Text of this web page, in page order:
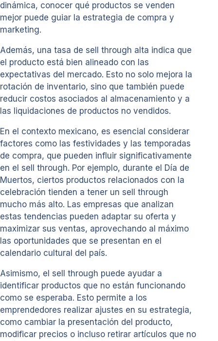
dinámica, conocer qué productos se venden
mejor puede guiar la estrategia de compra y
marketing.
Además, una tasa de sell through alta indica que
el producto está bien alineado con las
expectativas del mercado. Esto no solo mejora la
rotación de inventario, sino que también puede
reducir costos asociados al almacenamiento y a
las liquidaciones de productos no vendidos.
En el contexto mexicano, es esencial considerar
factores como las festividades y las temporadas
de compra, que pueden influir significativamente
en el sell through. Por ejemplo, durante el Día de
Muertos, ciertos productos relacionados con la
celebración tienden a tener un sell through
mucho más alto. Las empresas que analizan
estas tendencias pueden adaptar su oferta y
maximizar sus ventas, aprovechando al máximo
las oportunidades que se presentan en el
calendario cultural del país.
Asimismo, el sell through puede ayudar a
identificar productos que no están funcionando
como se esperaba. Esto permite a los
emprendedores realizar ajustes en su estrategia,
como cambiar la presentación del producto,
modificar precios o incluso retirar artículos que no